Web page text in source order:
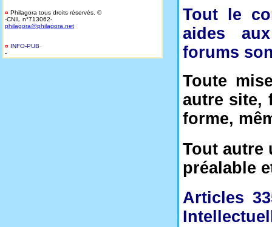
¤ Philagora tous droits réservés. ©
-CNIL n°713062-
philagora@philagora.net
¤ INFO-PUB-
-
Tout le
aides
forums
Toute
autre site,
forme,
Tout autre
préalable
Articles